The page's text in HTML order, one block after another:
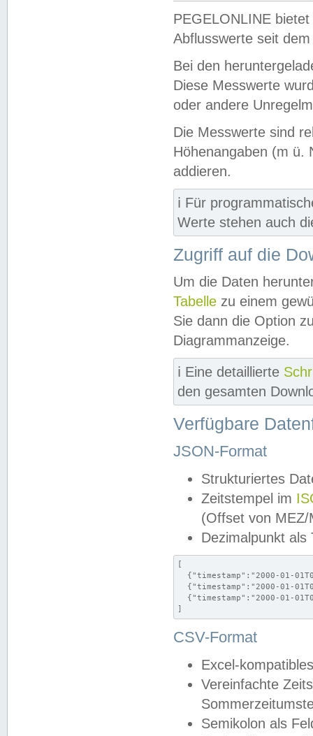
PEGELONLINE
Abflusswerte seit
Bei den
Diese Messwerte
oder andere
Die Messwerte sind
Höhenangaben (m ü.
addieren.
ℹ️ Für
Werte stehen auch
Zugriff auf die
Um die Daten
Tabelle zu einem
Sie dann die Option
Diagrammanzeige.
ℹ️ Eine detaillierte
den gesamten
Verfügbare
JSON-Format
Strukturiertes
Zeitstempel im
(Offset von MEZ/
Dezimalpunkt als
[
{"timestamp":"2000-01-
{"timestamp":"2000-01-
{"timestamp":"2000-01-
]
CSV-Format
Excel-
Vereinfachte
Semikolon als